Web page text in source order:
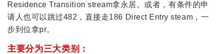
Residence Transition stream拿永居。或者，有条件的申
请人也可以跳过482，直接走186 Direct Entry steam，一
步到位拿pr。
主要分为三大类别：